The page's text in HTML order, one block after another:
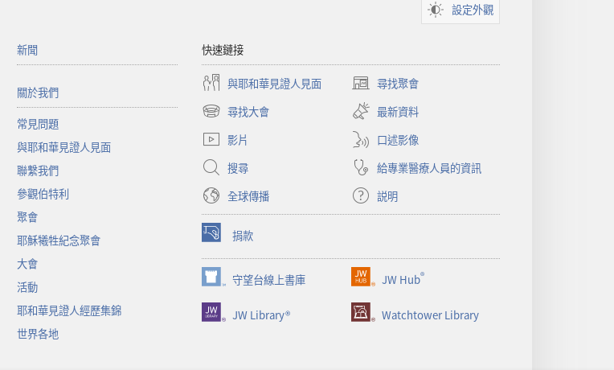
設定外觀
新聞
關於我們
常見問題
與耶和華見證人見面
聯繫我們
參觀伯特利
聚會
耶穌犧牲紀念聚會
大會
活動
耶和華見證人經歷集錦
世界各地
快速鏈接
與耶和華見證人見面 尋找聚會
（開
啟
新
視
窗）
尋找大會
（開
啟
新
視
窗）
最新資料
影片
口述影像
搜尋
給專業醫療人員的資訊
全球傳播
説明
捐款
（開
啟
新
視
窗）
守望台線上書庫
（開
啟
新
JW Hub®
（開
啟
新
JW Library® Watchtower Library